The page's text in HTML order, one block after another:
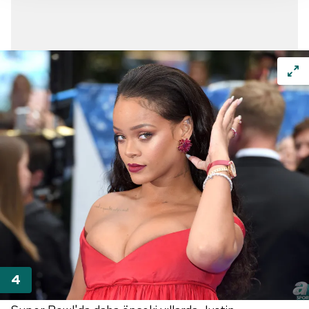
Sizlere daha iyi bir hizmet sunabilmek için İnternet
Sitemizde kendimize ve üçüncü kişilere ait çerezler
kullanılmaktadır. Bu çerezler vasıtasıyla çeşitli kişisel
verileriniz işlenmekte olup gerekli olan çerezler bilgi
toplumu hizmetlerinin sunulması amacıyla
kullanılmaktadır. Diğer çerezler, sitemizin daha işlevsel
kılınması ve kişiselleştirilmesi ve sizlere yönelik
reklam/pazarlama faaliyetlerinin yapılması, amaçlarıyla
sınırlı olarak açık rızanız dahilinde kullanılacaktır.
Çerezlere ilişkin tercihlerinizi aşağıda yer alan panel
vasıtasıyla belirleyebilirsiniz. Çerezlere ilişkin detaylı bilgi
için Ayarlar butonuna tıklayabilir,
Çerez Bilgilendirme
Metnimizi
ziyaret edebilirsiniz.
6698 sayılı Kişisel Verilerin Korunması Kanunu uyarınca